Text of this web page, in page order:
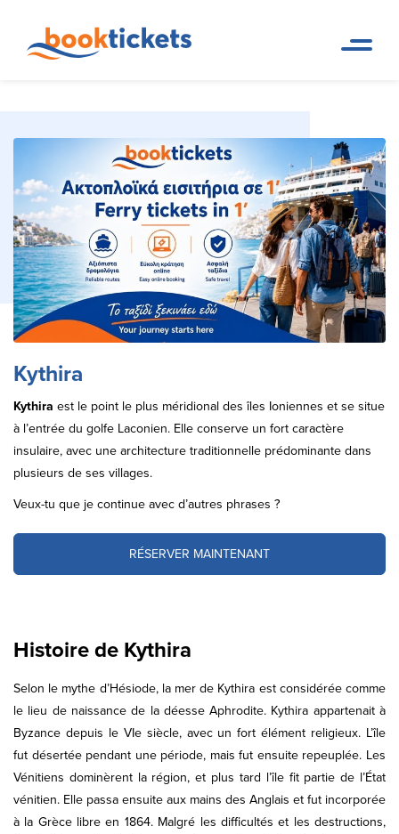
Kythira
Kythira est le point le plus méridional des îles Ioniennes et se situe
à l’entrée du golfe Laconien. Elle conserve un fort caractère
insulaire, avec une architecture traditionnelle prédominante dans
plusieurs de ses villages.
Veux-tu que je continue avec d’autres phrases ?
RÉSERVER MAINTENANT
Histoire de Kythira
Selon le mythe d’Hésiode, la mer de Kythira est considérée comme
le lieu de naissance de la déesse Aphrodite. Kythira appartenait à
Byzance depuis le VIe siècle, avec un fort élément religieux. L’île
fut désertée pendant une période, mais fut ensuite repeuplée. Les
Vénitiens dominèrent la région, et plus tard l’île fit partie de l’État
vénitien. Elle passa ensuite aux mains des Anglais et fut incorporée
à la Grèce libre en 1864. Malgré les difficultés et les destructions,